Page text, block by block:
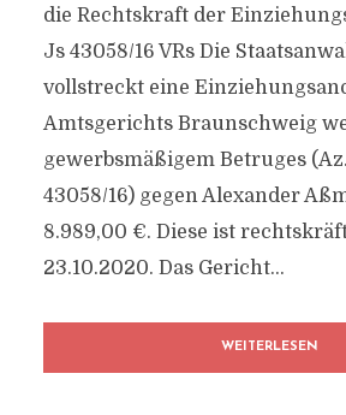
die Rechtskraft der
Js 43058/​16 VRs Die
vollstreckt eine
Amtsgerichts Braunschweig
gewerbsmäßigem Betruges (Az.
43058/​16) gegen Alexander
8.989,00 €. Diese ist
23.10.2020. Das Gericht...
WEITERLESEN